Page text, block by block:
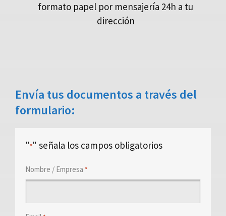
formato papel por mensajería 24h a tu
dirección
Envía tus documentos a través del
formulario:
"*" señala los campos obligatorios
Nombre / Empresa *